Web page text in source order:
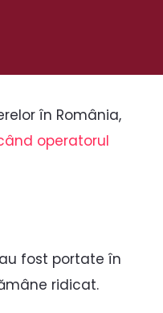
în România,
operatorul
fost portate în
ridicat.